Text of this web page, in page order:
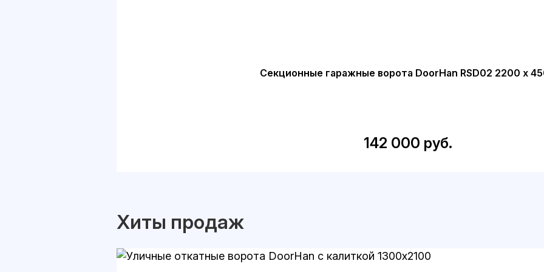
Секционные гаражные ворота DoorHan RSD02 2200 х
142 000 руб.
Хиты продаж